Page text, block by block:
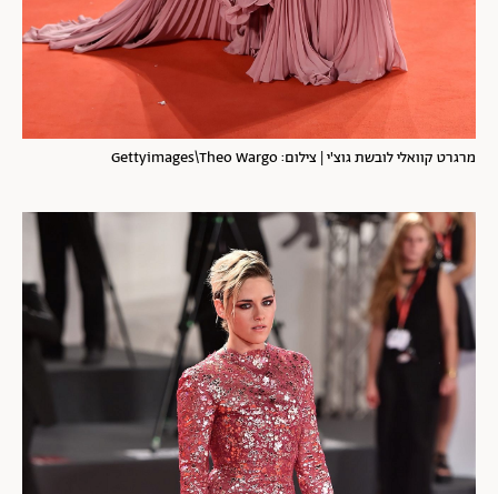
מרגרט קוואלי לובשת גוצ'י | צילום: Gettyimages\Theo Wargo